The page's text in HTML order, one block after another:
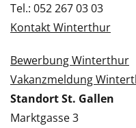
Tel.: 052 267 03 03
Kontakt Winterthur
Bewerbung Winterthur
Vakanzmeldung
Standort St. Gallen
Marktgasse 3